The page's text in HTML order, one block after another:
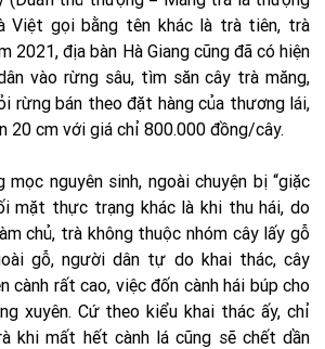
Việt gọi bằng tên khác là trà tiên, trà
2021, địa bàn Hà Giang cũng đã có hiện
vào rừng sâu, tìm săn cây trà măng,
rừng bán theo đặt hàng của thương lái,
20 cm với giá chỉ 800.000 đồng/cây.
nguyên sinh, ngoài chuyện bị “giặc
mặt thực trạng khác là khi thu hái, do
chủ, trà không thuộc nhóm cây lấy gỗ
gỗ, người dân tự do khai thác, cây
cành rất cao, việc đốn cành hái búp cho
xuyên. Cứ theo kiểu khai thác ấy, chỉ
khi mất hết cành lá cũng sẽ chết dần